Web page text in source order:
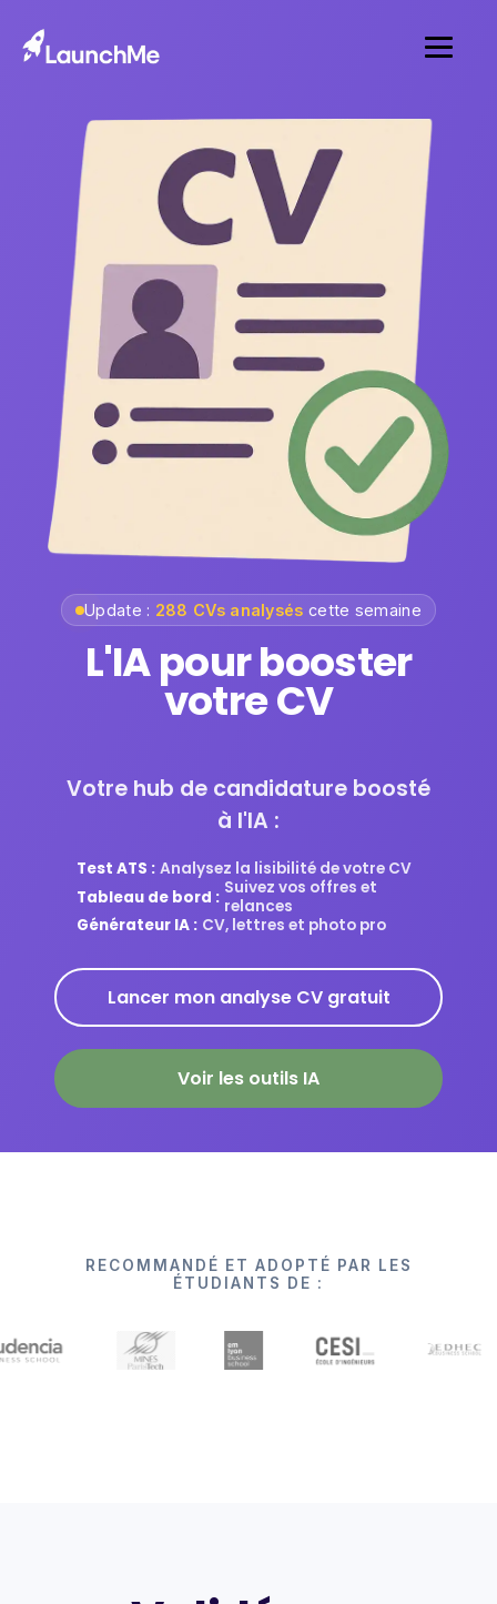
Update : 288 CVs analysés cette semaine
L'IA pour booster
votre organisation
Votre hub de candidature boosté
à l'IA :
Test ATS : Analysez la lisibilité de votre CV
Tableau de bord : Suivez vos offres et
relances
Générateur IA : CV, lettres et photo pro
Lancer mon analyse CV gratuit
Voir les outils IA
RECOMMANDÉ ET ADOPTÉ PAR LES
ÉTUDIANTS DE :